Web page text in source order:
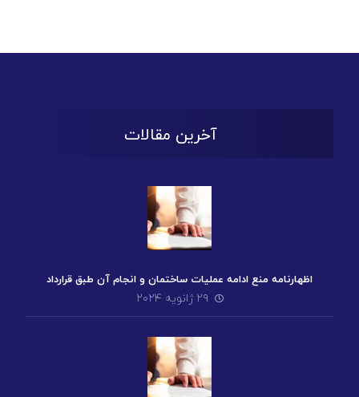
آخرین مقالات
اظهارنامه منع ادامه عملیات ساختمان و انجام آن طبق قرارداد
۲۹ ژانویه ۲۰۲۴